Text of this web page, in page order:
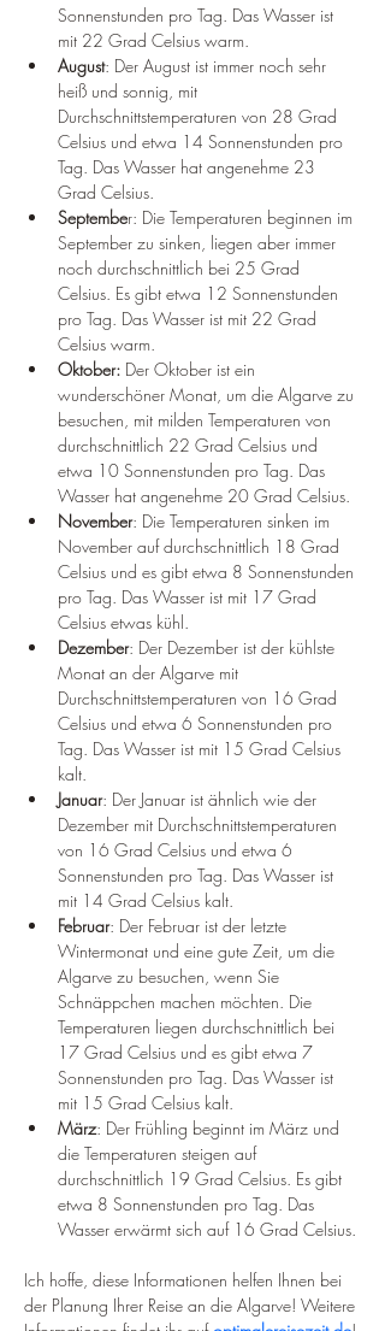
Sonnenstunden pro Tag. Das Wasser ist
mit 22 Grad Celsius warm.
August: Der August ist immer noch sehr
heiß und sonnig, mit
Durchschnittstemperaturen von 28 Grad
Celsius und etwa 14 Sonnenstunden pro
Tag. Das Wasser hat angenehme 23
Grad Celsius.
September: Die Temperaturen beginnen im
September zu sinken, liegen aber immer
noch durchschnittlich bei 25 Grad
Celsius. Es gibt etwa 12 Sonnenstunden
pro Tag. Das Wasser ist mit 22 Grad
Celsius warm.
Oktober: Der Oktober ist ein
wunderschöner Monat, um die Algarve zu
besuchen, mit milden Temperaturen von
durchschnittlich 22 Grad Celsius und
etwa 10 Sonnenstunden pro Tag. Das
Wasser hat angenehme 20 Grad Celsius.
November: Die Temperaturen sinken im
November auf durchschnittlich 18 Grad
Celsius und es gibt etwa 8 Sonnenstunden
pro Tag. Das Wasser ist mit 17 Grad
Celsius etwas kühl.
Dezember: Der Dezember ist der kühlste
Monat an der Algarve mit
Durchschnittstemperaturen von 16 Grad
Celsius und etwa 6 Sonnenstunden pro
Tag. Das Wasser ist mit 15 Grad Celsius
kalt.
Januar: Der Januar ist ähnlich wie der
Dezember mit Durchschnittstemperaturen
von 16 Grad Celsius und etwa 6
Sonnenstunden pro Tag. Das Wasser ist
mit 14 Grad Celsius kalt.
Februar: Der Februar ist der letzte
Wintermonat und eine gute Zeit, um die
Algarve zu besuchen, wenn Sie
Schnäppchen machen möchten. Die
Temperaturen liegen durchschnittlich bei
17 Grad Celsius und es gibt etwa 7
Sonnenstunden pro Tag. Das Wasser ist
mit 15 Grad Celsius kalt.
März: Der Frühling beginnt im März und
die Temperaturen steigen auf
durchschnittlich 19 Grad Celsius. Es gibt
etwa 8 Sonnenstunden pro Tag. Das
Wasser erwärmt sich auf 16 Grad Celsius.
Ich hoffe, diese Informationen helfen Ihnen bei
der Planung Ihrer Reise an die Algarve! Weitere